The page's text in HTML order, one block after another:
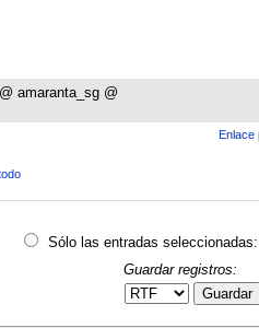
amaranta_sg @
Enlace
Sólo las entradas seleccionadas:
Guardar registros:
Guardar